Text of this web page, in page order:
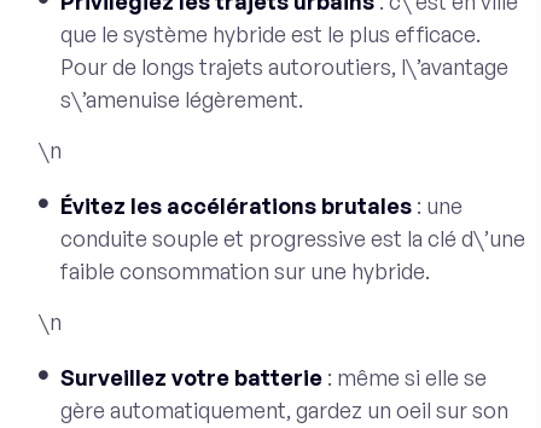
que le système hybride est le plus efficace.
Pour de longs trajets autoroutiers, l\’avantage
s\’amenuise légèrement.
\n
Évitez les accélérations brutales : une
conduite souple et progressive est la clé d\’une
faible consommation sur une hybride.
\n
Surveillez votre batterie : même si elle se
gère automatiquement, gardez un oeil sur son